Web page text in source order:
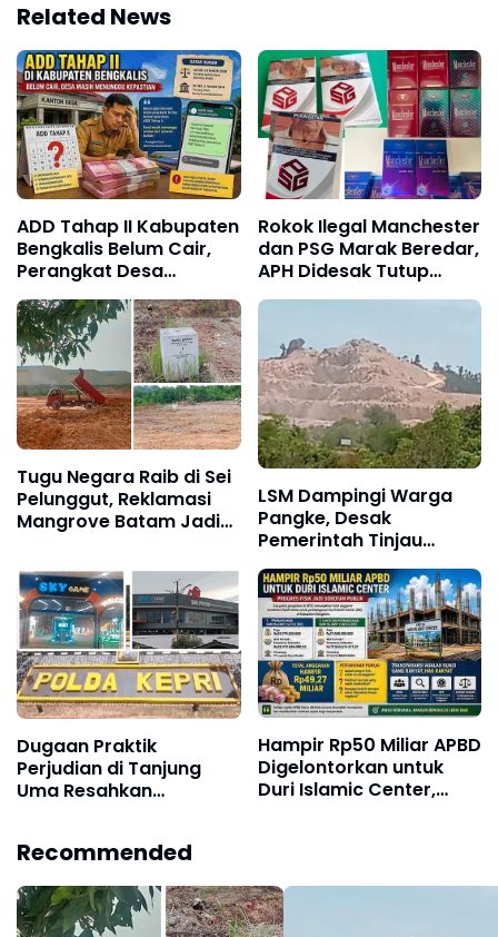
Related News
ADD Tahap II Kabupaten
Bengkalis Belum Cair,
Perangkat Desa
Pertanyakan Kepastian
Penyaluran
Rokok Ilegal Manchester
dan PSG Marak Beredar,
APH Didesak Tutup
Pabrik dan Tindak Mafia
Tugu Negara Raib di Sei
Pelunggut, Reklamasi
Mangrove Batam Jadi
LSM Dampingi Warga
Pangke, Desak
Pemerintah Tinjau
Operasional PT Pacific
Granitama dan PT Bukit
Alam Persada
Dugaan Praktik
Perjudian di Tanjung
Uma Resahkan
Hampir Rp50 Miliar APBD
Digelontorkan untuk
Duri Islamic Center,
Recommended